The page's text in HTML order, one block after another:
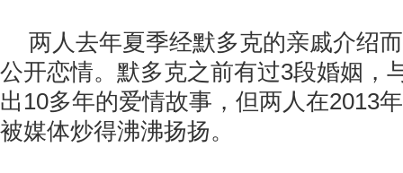
两人去年夏季经默多克的亲戚介绍
公开恋情。默多克之前有过3段婚姻，
出10多年的爱情故事，但两人在2013
被媒体炒得沸沸扬扬。